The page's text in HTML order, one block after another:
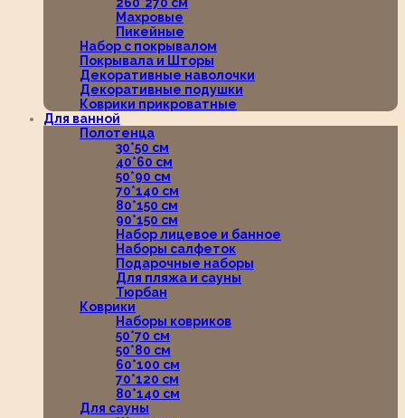
Махровые
Пикейные
Набор с покрывалом
Покрывала и Шторы
Декоративные наволочки
Декоративные подушки
Коврики прикроватные
Для ванной
Полотенца
30*50 см
40*60 см
50*90 см
70*140 см
80*150 см
90*150 см
Набор лицевое и банное
Наборы салфеток
Подарочные наборы
Для пляжа и сауны
Тюрбан
Коврики
Наборы ковриков
50*70 см
50*80 см
60*100 см
70*120 см
80*140 см
Для сауны